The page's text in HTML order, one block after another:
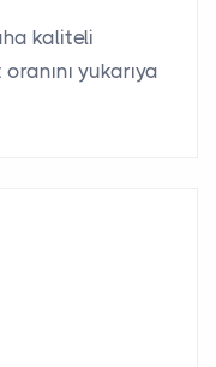
kaliteli
yukarıya